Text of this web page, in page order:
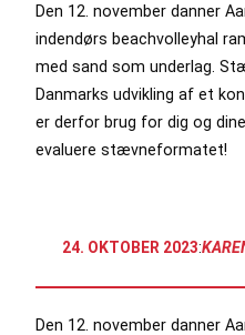
Den 12. november danner
indendørs beachvolleyhal
med sand som underlag.
Danmarks udvikling af et
er derfor brug for dig og
evaluere stævneformatet!
24. OKTOBER 2023:
Den 12. november danner